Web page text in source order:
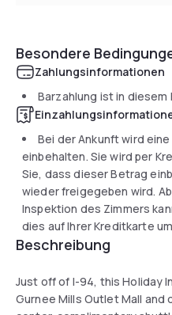
Besondere
Zahlungsinformationen
Barzahlung ist in
Bei der Ankunft wird
einbehalten. Sie wird per
Sie, dass dieser Betrag
wieder freigegeben wird.
Inspektion des Zimmers
dies auf Ihrer Kreditkarte
Beschreibung
Just off of I-94, this Holiday
Gurnee Mills Outlet Mall and